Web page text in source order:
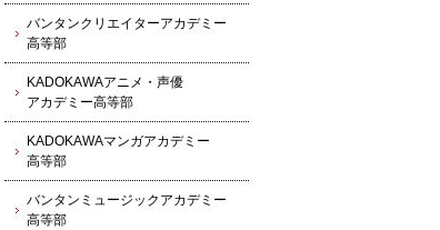
バンタンクリエイターアカデミー
高等部
KADOKAWAアニメ・声優
アカデミー高等部
KADOKAWAマンガアカデミー
高等部
バンタンミュージックアカデミー
高等部